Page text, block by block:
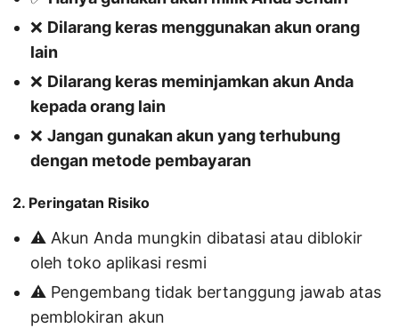
❌ Dilarang keras menggunakan akun orang
lain
❌ Dilarang keras meminjamkan akun Anda
kepada orang lain
❌ Jangan gunakan akun yang terhubung
dengan metode pembayaran
2. Peringatan Risiko
⚠️ Akun Anda mungkin dibatasi atau diblokir
oleh toko aplikasi resmi
⚠️ Pengembang tidak bertanggung jawab atas
pemblokiran akun